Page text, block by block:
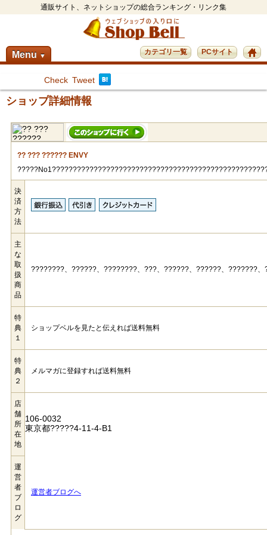
通販サイト、ネットショップの総合ランキング・リンク集
Menu ▼ PCサイト
カテゴリ一覧
Check Tweet
ショップ詳細情報
?? ??? ?????? ENVY
決
済
方
法
主
な
取
扱
商
品
????????、??????、????????、???、??????、??????、???????
特
典
１
ショップベルを見たと伝えれば送料無料
特
典
２
メルマガに登録すれば送料無料
店
舗
所
在
地
106-0032
東京都?????4-11-4-B1
運
営
者
ブ
ロ
グ
運営者ブログへ